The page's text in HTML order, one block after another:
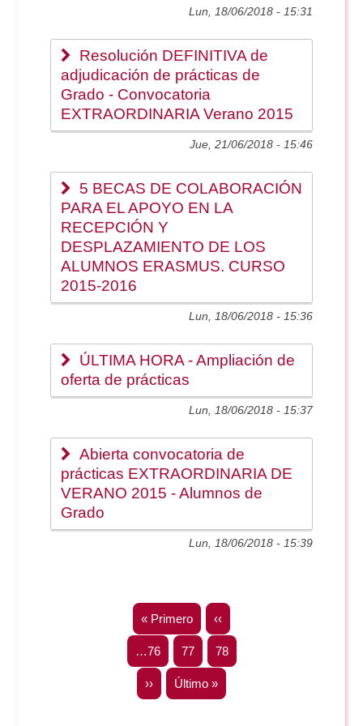
Doble Grado PER/CAV
Boletines
Lun, 18/06/2018 - 15:31
Resolución DEFINITIVA de
adjudicación de prácticas de
Grado - Convocatoria
EXTRAORDINARIA Verano 2015
Jue, 21/06/2018 - 15:46
5 BECAS DE COLABORACIÓN
PARA EL APOYO EN LA
RECEPCIÓN Y
DESPLAZAMIENTO DE LOS
ALUMNOS ERASMUS. CURSO
2015-2016
Lun, 18/06/2018 - 15:36
ÚLTIMA HORA - Ampliación de
oferta de prácticas
Lun, 18/06/2018 - 15:37
Abierta convocatoria de
prácticas EXTRAORDINARIA DE
VERANO 2015 - Alumnos de
Grado
Lun, 18/06/2018 - 15:39
PaginaciónPrimera
página
« Primero
Página
anterior
‹‹
Page_buscador
…76 Page_buscador
77 Page_buscador
78
Siguiente
página
››
Última
página
Último »